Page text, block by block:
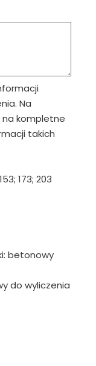
Na
na kompletne
takich
173; 203
betonowy
do wyliczenia